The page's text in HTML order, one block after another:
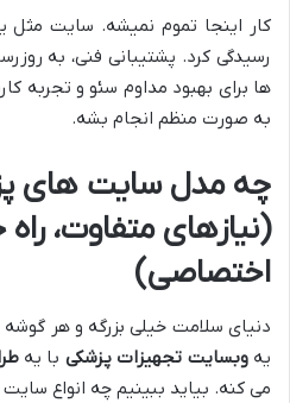
کار اینجا تموم نمیشه. سایت
رسیدگی کرد. پشتیبانی فنی، به
ها برای بهبود مداوم سئو و تجربه
به صورت منظم انجام بشه.
چه مدل سایت های
(نیازهای متفاوت،
اختصاصی)
دنیای سلامت خیلی بزرگه و هر
یهوبسایت تجهیزات پزشکی با یه
می کنه. بیاید ببینیم چه انواع